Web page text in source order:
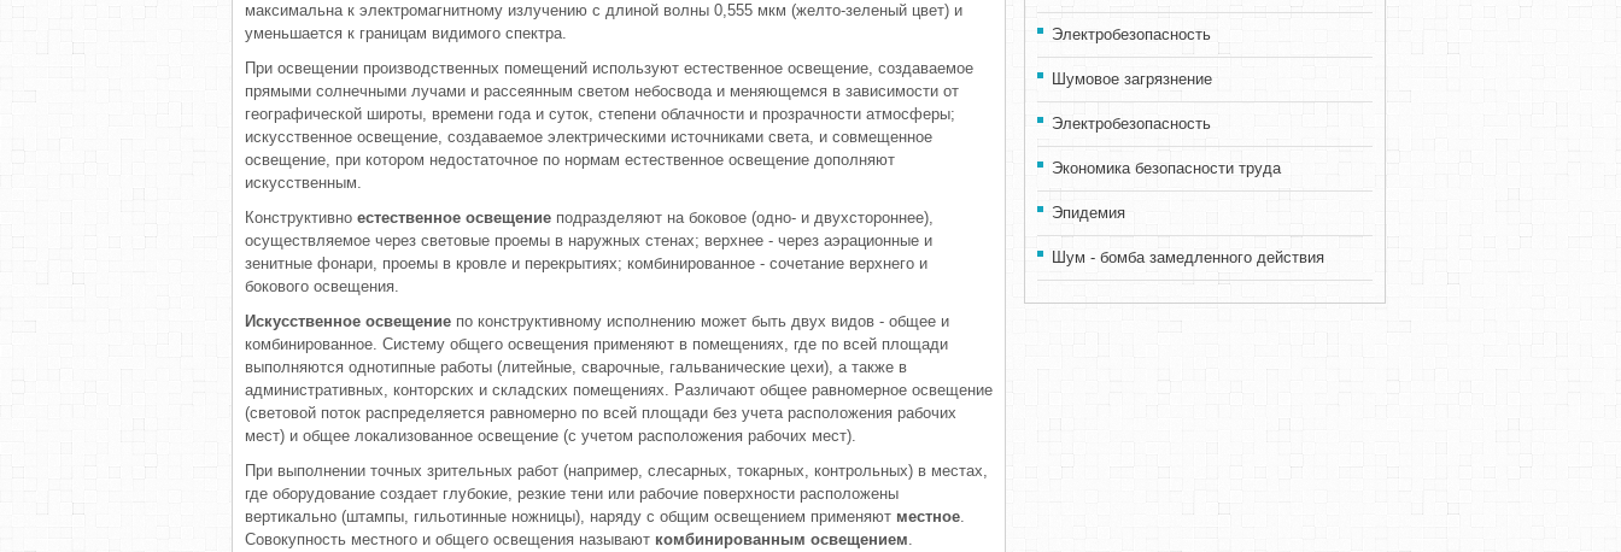
максимальна к электромагнитному излучению с длиной волны 0,555 мкм (желто-зеленый цвет) и
уменьшается к границам видимого спектра.
При освещении производственных помещений используют естественное освещение, создаваемое
прямыми солнечными лучами и рассеянным светом небосвода и меняющемся в зависимости от
географической широты, времени года и суток, степени облачности и прозрачности атмосферы;
искусственное освещение, создаваемое электрическими источниками света, и совмещенное
освещение, при котором недостаточное по нормам естественное освещение дополняют
искусственным.
Конструктивно естественное освещение подразделяют на боковое (одно- и двухстороннее),
осуществляемое через световые проемы в наружных стенах; верхнее - через аэрационные и
зенитные фонари, проемы в кровле и перекрытиях; комбинированное - сочетание верхнего и
бокового освещения.
Искусственное освещение по конструктивному исполнению может быть двух видов - общее и
комбинированное. Систему общего освещения применяют в помещениях, где по всей площади
выполняются однотипные работы (литейные, сварочные, гальванические цехи), а также в
административных, конторских и складских помещениях. Различают общее равномерное освещение
(световой поток распределяется равномерно по всей площади без учета расположения рабочих
мест) и общее локализованное освещение (с учетом расположения рабочих мест).
При выполнении точных зрительных работ (например, слесарных, токарных, контрольных) в местах,
где оборудование создает глубокие, резкие тени или рабочие поверхности расположены
вертикально (штампы, гильотинные ножницы), наряду с общим освещением применяют местное.
Совокупность местного и общего освещения называют комбинированным освещением.
Электробезопасность
Шумовое загрязнение
Электробезопасность
Экономика безопасности труда
Эпидемия
Шум - бомба замедленного действия